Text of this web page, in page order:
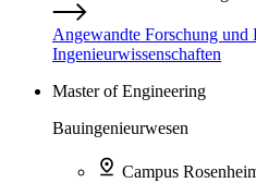
Angewandte Forschung
Ingenieurwissenschaften
Master of Engineering
Bauingenieurwesen
Campus